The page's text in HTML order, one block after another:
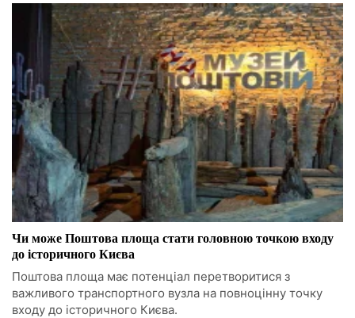
Чи може Поштова площа стати головною точкою входу
до історичного Києва
Поштова площа має потенціал перетворитися з
важливого транспортного вузла на повноцінну точку
входу до історичного Києва.